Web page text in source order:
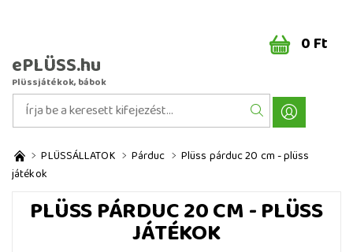
ePLÜSS.hu
Plüssjátékok, bábok
0 Ft
PLÜSSÁLLATOK Párduc
Plüss párduc 20 cm - plüss
játékok
PLÜSS PÁRDUC 20 CM - PLÜSS
JÁTÉKOK